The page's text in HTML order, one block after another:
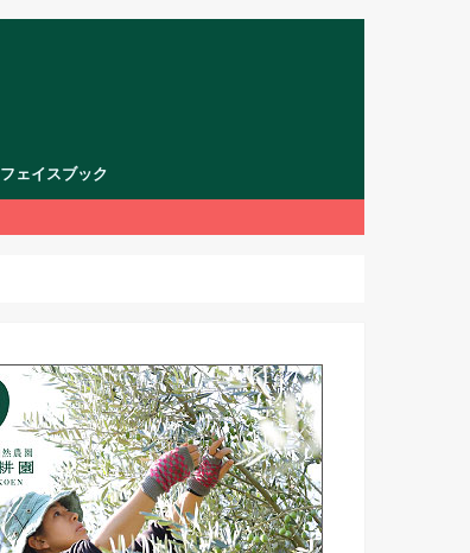
フェイスブック